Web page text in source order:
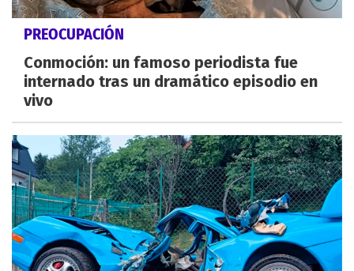
PREOCUPACIÓN
Conmoción: un famoso periodista fue
internado tras un dramático episodio en
vivo